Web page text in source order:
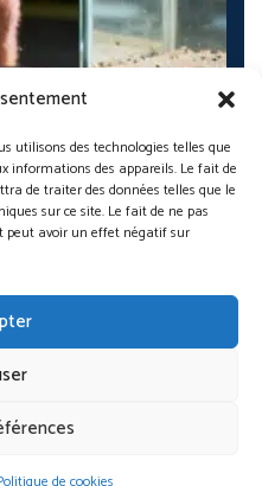
utilisons des technologies telles que
informations des appareils. Le fait de
de traiter des données telles que le
sur ce site. Le fait de ne pas
peut avoir un effet négatif sur
2025 : 7 secrets…